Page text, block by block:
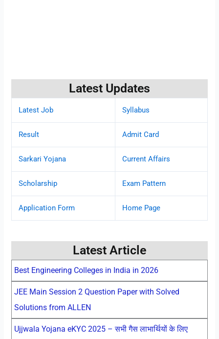
Latest Updates
Latest Job Syllabus
Result Admit Card
Sarkari Yojana Current Affairs
Scholarship Exam Pattern
Application Form Home Page
Latest Article
Best Engineering Colleges in India in 2026
JEE Main Session 2 Question Paper with Solved
Solutions from ALLEN
Ujjwala Yojana eKYC 2025 – सभी गैस लाभार्थियों के लिए